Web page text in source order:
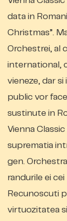
data in
Christmas”.
Orchestrei, al
international,
vieneze, dar
public vor
sustinute in
Vienna
suprematia
gen.
randurile ei
Recunoscuti
virtuozitatea